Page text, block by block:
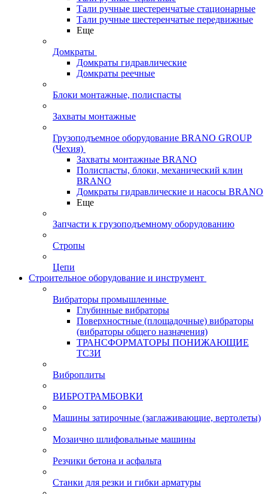
Тали ручные шестеренчатые стационарные
Тали ручные шестеренчатые передвижные
Еще
Домкраты
Домкраты гидравлические
Домкраты реечные
Блоки монтажные, полиспасты
Захваты монтажные
Грузоподъемное оборудование BRANO GROUP
(Чехия)
Захваты монтажные BRANO
Полиспасты, блоки, механический клин
BRANO
Домкраты гидравлические и насосы BRANO
Еще
Запчасти к грузоподъемному оборудованию
Стропы
Цепи
Строительное оборудование и инструмент
Вибраторы промышленные
Глубинные вибраторы
Поверхностные (площадочные) вибраторы
(вибраторы общего назначения)
ТРАНСФОРМАТОРЫ ПОНИЖАЮЩИЕ
ТСЗИ
Виброплиты
ВИБРОТРАМБОВКИ
Машины затирочные (заглаживающие, вертолеты)
Мозаично шлифовальные машины
Резчики бетона и асфальта
Станки для резки и гибки арматуры